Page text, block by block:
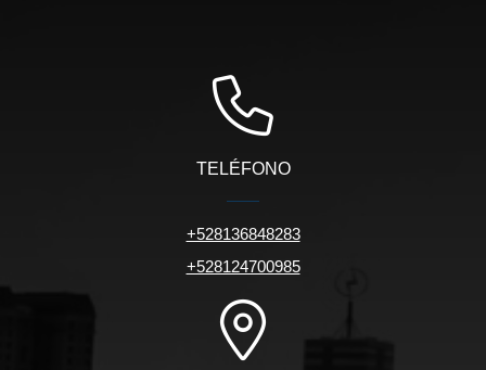
TELÉFONO
+528136848283
+528124700985